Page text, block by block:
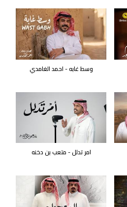
وسط غابه - احمد الغامدي
امر تدلل - متعب بن دخنه